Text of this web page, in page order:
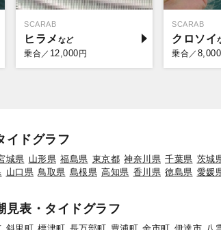
SCARAB
ヒラメ
乗合／ 12,000円
SCARAB
クロソイ
乗合／ 8,000
イドグラフ
城県 山形県 福島県 東京都 神奈川県 千葉県 茨城
山口県 鳥取県 島根県 高知県 香川県 徳島県 愛媛
見表・タイドグラフ